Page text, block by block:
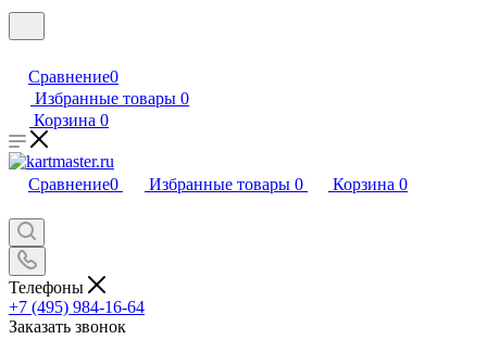
Сравнение0
Избранные товары 0
Корзина 0
Сравнение0 Избранные товары 0 Корзина 0
Телефоны
+7 (495) 984-16-64
Заказать звонок